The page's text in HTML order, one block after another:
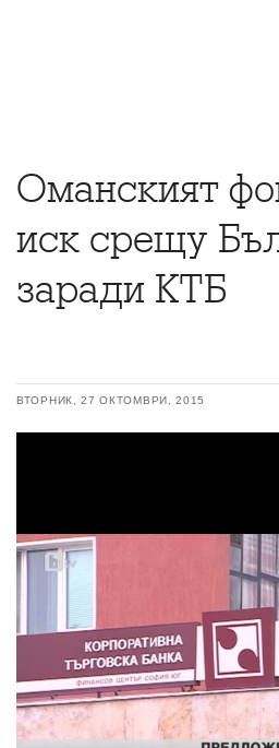
Оманският
иск срещу
заради КТБ
ВТОРНИК, 27 ОКТОМВРИ, 2015